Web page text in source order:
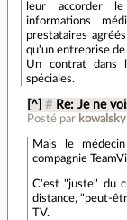
leur accorder
informations
prestataires
qu'un entreprise de
Un contrat dans
spéciales.
[^] # Re: Je ne
Posté par kowalsky
Mais le
compagnie
C'est "juste" du
distance, "peut-
TV.